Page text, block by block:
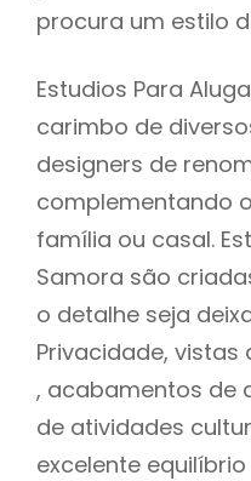
procura um estilo
Estudios Para
carimbo de
designers de
complementando
família ou casal.
Samora são
o detalhe seja
Privacidade,
, acabamentos de
de atividades
excelente